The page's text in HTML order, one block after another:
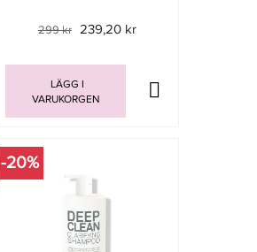
299 kr 239,20 kr
LÄGG I
VARUKORGEN
-20%